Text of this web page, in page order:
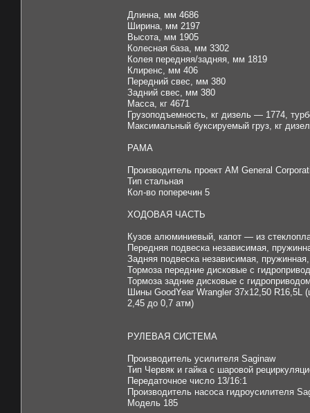
Длинна, мм 4686
Ширина, мм 2197
Высота, мм 1905
Колесная база, мм 3302
Колея передняя/задняя, мм 1819
Клиренс, мм 406
Передний свес, мм 380
Задний свес, мм 380
Масса, кг 4671
Грузоподъемность, кг дизель — 1774,
Максимальный буксируемый груз, кг
РАМА
Производитель проект AM General
Тип стальная
Кол-во поперечин 5
ХОДОВАЯ ЧАСТЬ
Кузов алюминиевый, капот — из
Передняя подвеска независимая,
Задняя подвеска независимая,
Тормоза передние дисковые с
Тормоза задние дисковые с
Шины GoodYear Wrangler 37х12,50 R16,5L
2,45 до 0,7 атм)
РУЛЕВАЯ СИСТЕМА
Производитель усилителя Saginaw
Тип Червяк и гайка с шаровой
Передаточное число 13/16:1
Производитель насоса гидроусилителя
Модель 185